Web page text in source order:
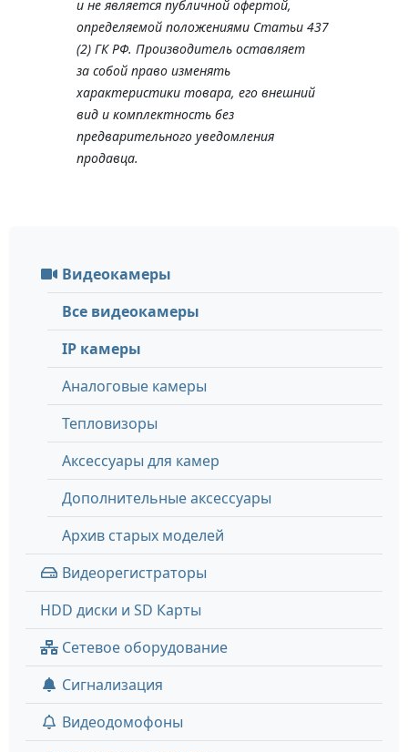
и не является публичной офертой,
определяемой положениями Статьи 437
(2) ГК РФ. Производитель оставляет
за собой право изменять
характеристики товара, его внешний
вид и комплектность без
предварительного уведомления
продавца.
Видеокамеры
Все видеокамеры
IP камеры
Аналоговые камеры
Тепловизоры
Аксессуары для камер
Дополнительные аксессуары
Архив старых моделей
Видеорегистраторы
HDD диски и SD Карты
Сетевое оборудование
Сигнализация
Видеодомофоны